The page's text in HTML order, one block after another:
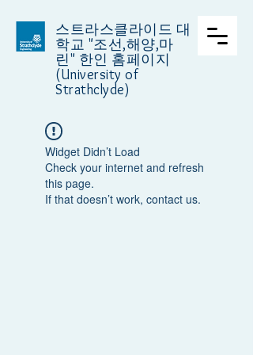
스트라스클라이드 대
학교 "조선,해양,마
린" 한인 홈페이지
(University of
Strathclyde)
Widget Didn’t Load
Check your internet and refresh
this page.
If that doesn’t work, contact us.